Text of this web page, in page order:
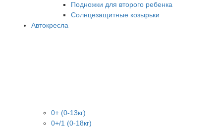
Подножки для второго ребенка
Солнцезащитные козырьки
Автокресла
0+ (0-13кг)
0+/1 (0-18кг)